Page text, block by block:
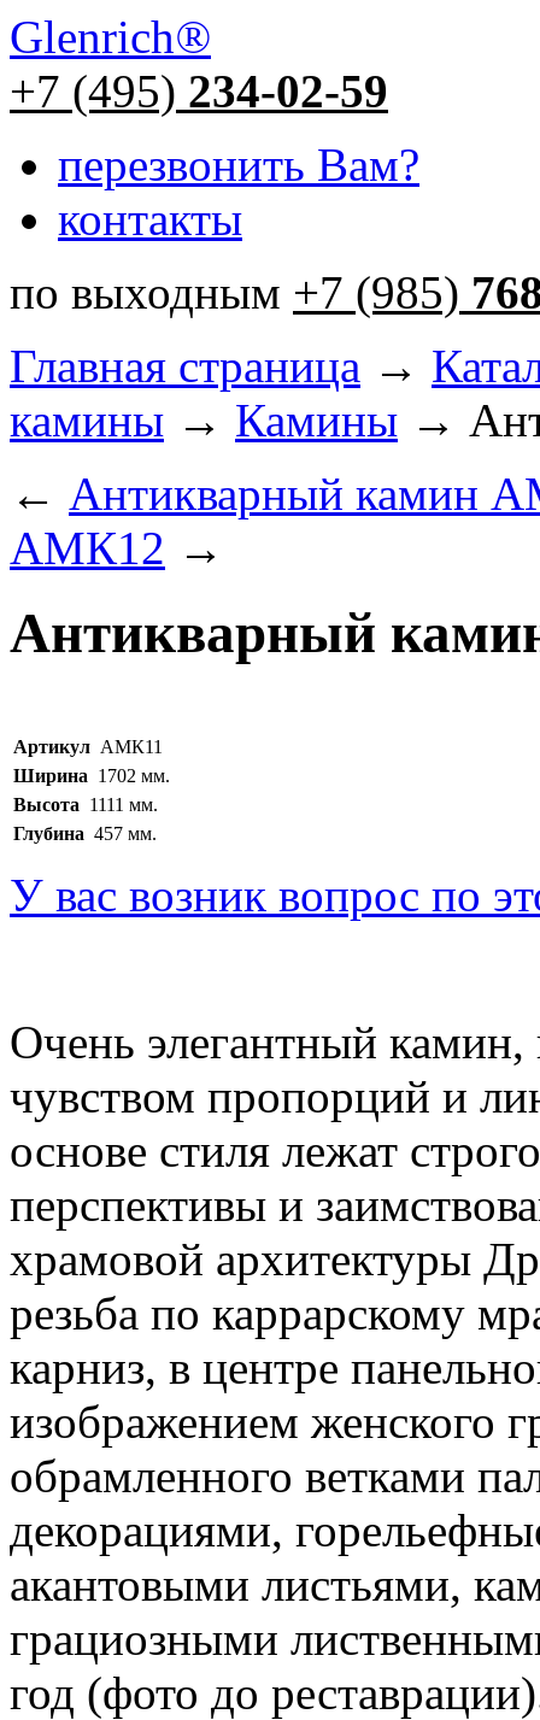
Glenrich®
+7 (495) 234-02-59
перезвонить Вам?
контакты
по выходным +7 (985)
Главная страница →
камины → Камины →
← Антикварный камин
АМК12 →
Антикварный
Артикул АМК11
Ширина 1702 мм.
Высота 1111 мм.
Глубина 457 мм.
У вас возник вопрос по
Очень элегантный
чувством пропорций и
основе стиля лежат
перспективы и
храмовой архитектуры
резьба по каррарскому
карниз, в центре
изображением женского
обрамленного ветками
декорациями,
акантовыми листьями,
грациозными
год (фото до